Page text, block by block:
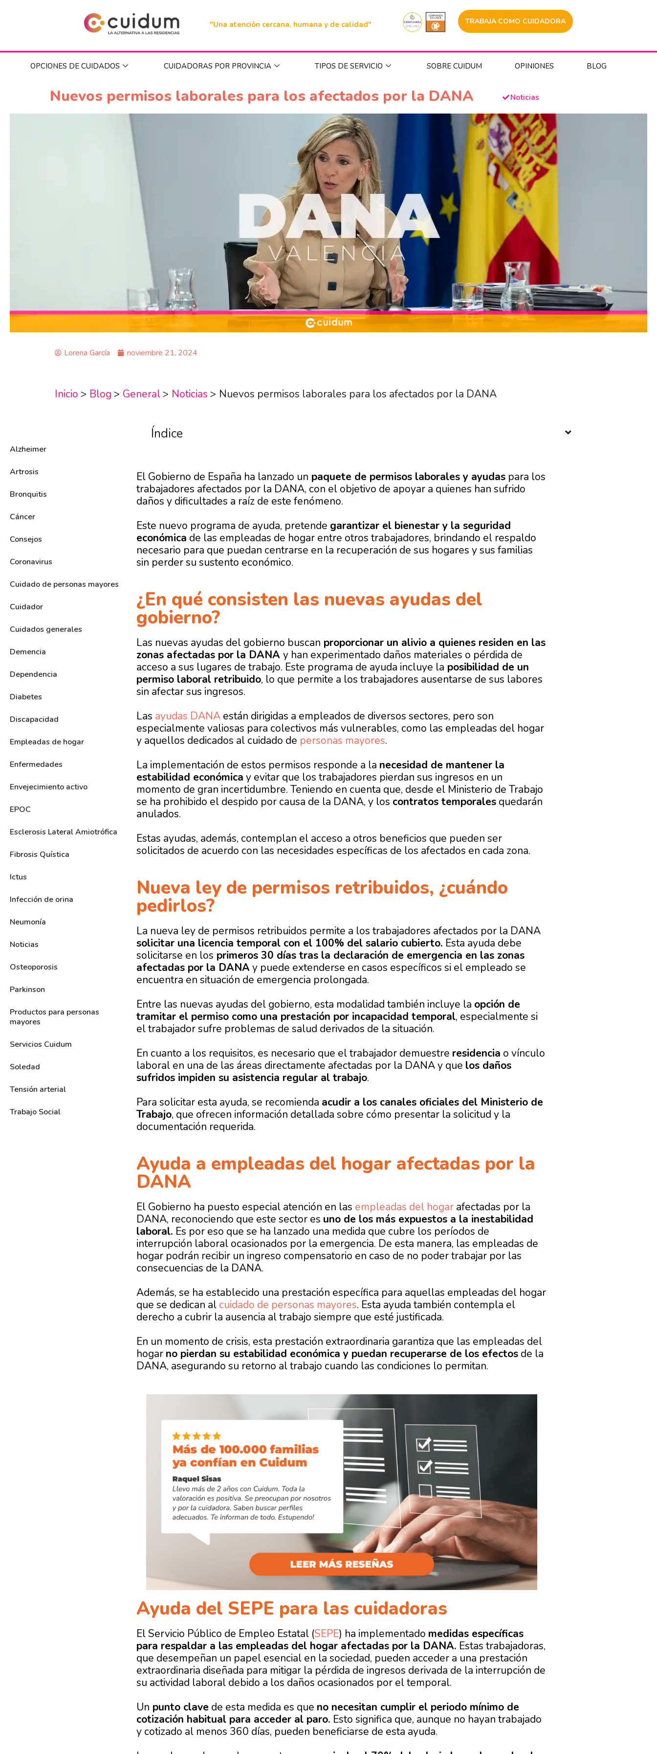
"Una atención cercana, humana y de calidad" TRABAJA COMO CUIDADORA
OPCIONES DE CUIDADOS CUIDADORAS POR PROVINCIA TIPOS DE SERVICIO SOBRE CUIDUM OPINIONES BLOG
Nuevos permisos laborales para los afectados por la DANA Noticias
Lorena García noviembre 21, 2024
Inicio > Blog > General> Noticias > Nuevos permisos laborales para los afectados por la DANA
Alzheimer
Artrosis
Bronquitis
Cáncer
Consejos
Coronavirus
Cuidado de personas mayores
Cuidador
Cuidados generales
Demencia
Dependencia
Diabetes
Discapacidad
Empleadas de hogar
Enfermedades
Envejecimiento activo
EPOC
Esclerosis Lateral Amiotrófica
Fibrosis Quística
Ictus
Infección de orina
Neumonía
Noticias
Osteoporosis
Parkinson
Productos para personas
mayores
Servicios Cuidum
Soledad
Tensión arterial
Trabajo Social
Índice
El Gobierno de España ha lanzado un paquete de permisos laboralesy ayudaspara los
trabajadores afectados por la DANA, con el objetivo de apoyar a quienes han sufrido
daños y dificultades a raíz de este fenómeno.
Este nuevo programa de ayuda, pretende garantizar el bienestar y la seguridad
económica de las empleadas de hogar entre otros trabajadores, brindando el respaldo
necesario para que puedan centrarse en la recuperación de sus hogares y sus familias
sin perder su sustento económico.
¿En qué consisten las nuevas ayudas del
gobierno​?
Las nuevas ayudas del gobierno buscan proporcionar un alivio a quienes residen en las
zonas afectadas por la DANA y han experimentado daños materiales o pérdida de
acceso a sus lugares de trabajo. Este programa de ayuda incluye la posibilidad de un
permiso laboral retribuido, lo que permite a los trabajadores ausentarse de sus labores
sin afectar sus ingresos.
Las ayudas DANA están dirigidas a empleados de diversos sectores, pero son
especialmente valiosas para colectivos más vulnerables, como las empleadas del hogar
y aquellos dedicados al cuidado de personas mayores.
La implementación de estos permisos responde a la necesidad de mantener la
estabilidad económica y evitar que los trabajadores pierdan sus ingresos en un
momento de gran incertidumbre. Teniendo en cuenta que, desde el Ministerio de Trabajo
se ha prohibido el despido por causa de la DANA, y los contratos temporalesquedarán
anulados.
Estas ayudas, además, contemplan el acceso a otros beneficios que pueden ser
solicitados de acuerdo con las necesidades específicas de los afectados en cada zona.
Nueva ley de permisos retribuidos​, ¿cuándo
pedirlos?
La nueva ley de permisos retribuidos permite a los trabajadores afectados por la DANA
solicitar una licencia temporal con el 100% del salario cubierto. Esta ayuda debe
solicitarse en los primeros 30 días tras la declaración de emergencia en las zonas
afectadas por la DANA y puede extenderse en casos específicos si el empleado se
encuentra en situación de emergencia prolongada.
Entre las nuevas ayudas del gobierno, esta modalidad también incluye la opción de
tramitar el permiso como una prestación por incapacidad temporal, especialmente si
el trabajador sufre problemas de salud derivados de la situación.
En cuanto a los requisitos, es necesario que el trabajador demuestre residencia o vínculo
laboral en una de las áreas directamente afectadas por la DANA y que los daños
sufridos impiden su asistencia regular al trabajo.
Para solicitar esta ayuda, se recomienda acudir a los canales oficiales del Ministerio de
Trabajo, que ofrecen información detallada sobre cómo presentar la solicitud y la
documentación requerida.
Ayuda a empleadas del hogar​ afectadas por la
DANA
El Gobierno ha puesto especial atención en las empleadas del hogarafectadas por la
DANA, reconociendo que este sector es uno de los más expuestos a la inestabilidad
laboral. Es por eso que se ha lanzado una medida que cubre los períodos de
interrupción laboral ocasionados por la emergencia. De esta manera, las empleadas de
hogar podrán recibir un ingreso compensatorio en caso de no poder trabajar por las
consecuencias de la DANA.
Además, se ha establecido una prestación específica para aquellas empleadas del hogar
que se dedican al cuidado de personas mayores. Esta ayuda también contempla el
derecho a cubrir la ausencia al trabajo siempre que esté justificada.
En un momento de crisis, esta prestación extraordinaria garantiza que las empleadas del
hogar no pierdan su estabilidad económica y puedan recuperarse de los efectosde la
DANA, asegurando su retorno al trabajo cuando las condiciones lo permitan.
Ayuda del SEPE para las cuidadoras
El Servicio Público de Empleo Estatal (SEPE) ha implementado medidas específicas
para respaldar a las empleadas del hogar afectadas por la DANA. Estas trabajadoras,
que desempeñan un papel esencial en la sociedad, pueden acceder a una prestación
extraordinaria diseñada para mitigar la pérdida de ingresos derivada de la interrupción de
su actividad laboral debido a los daños ocasionados por el temporal.
Un punto clave de esta medida es que no necesitan cumplir el periodo mínimo de
cotización habitual para acceder al paro. Esto significa que, aunque no hayan trabajado
y cotizado al menos 360 días, pueden beneficiarse de esta ayuda.